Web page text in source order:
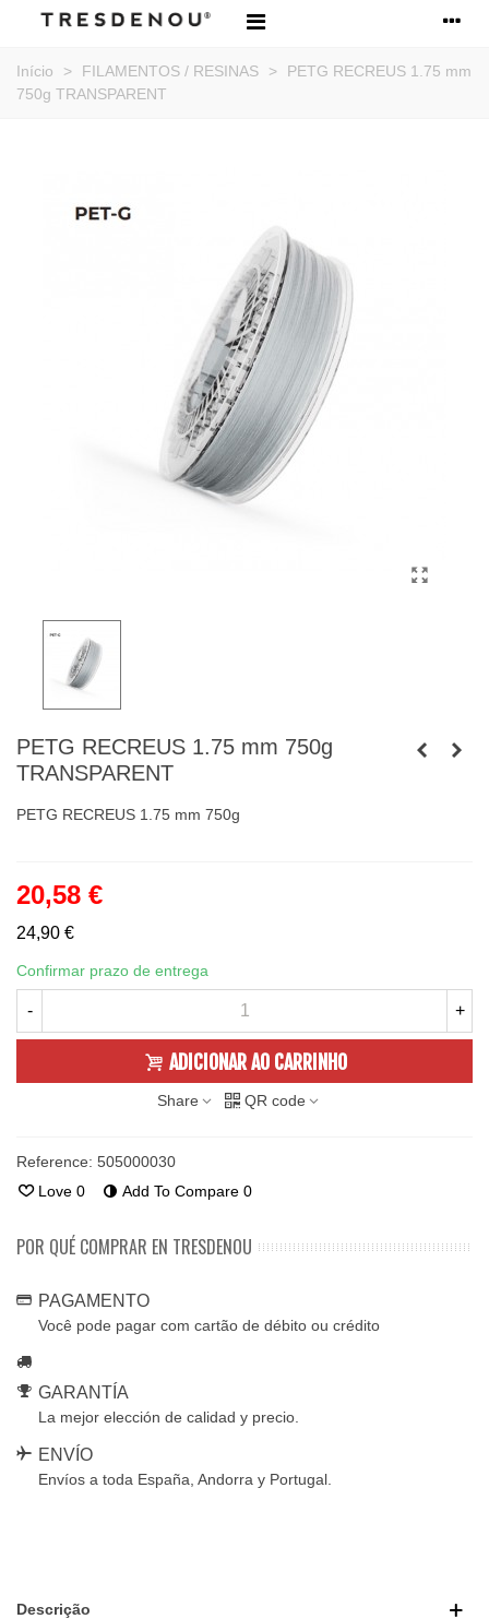
Início > FILAMENTOS / RESINAS >
PETG RECREUS 1.75 mm
750g TRANSPARENT
PETG RECREUS 1.75 mm 750g
TRANSPARENT
PETG RECREUS 1.75 mm 750g
20,58 €
24,90 €
Confirmar prazo de entrega
- +
ADICIONAR AO CARRINHO
Share QR code
Reference: 505000030
Love 0 Add To Compare 0
POR QUÉ COMPRAR EN TRESDENOU
PAGAMENTO
Você pode pagar com cartão de débito ou crédito
GARANTÍA
La mejor elección de calidad y precio.
ENVÍO
Envíos a toda España, Andorra y Portugal.
Descrição